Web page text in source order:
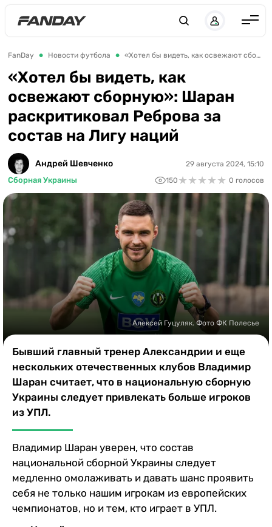
Англия
Испания
Германия
Италия
Франция
Украина
ЛЧ
ЧЕ-2028
FanDay Новости футбола «Хотел бы видеть, как освежают сборную»: Шаран раскритиковал Реброва за состав на Лигу наций
«Хотел бы видеть, как
освежают сборную»: Шаран
раскритиковал Реброва за
состав на Лигу наций
Андрей Шевченко
Сборная Украины
29 августа 2024, 15:10
150 ★★★★★
★★★★★ 0 голосов
Алексей Гуцуляк. Фото ФК Полесье
Бывший главный тренер Александрии и еще
нескольких отечественных клубов Владимир
Шаран считает, что в национальную сборную
Украины следует привлекать больше игроков
из УПЛ.
Владимир Шаран уверен, что состав
национальной сборной Украины следует
медленно омолаживать и давать шанс проявить
себя не только нашим игрокам из европейских
чемпионатов, но и тем, кто играет в УПЛ.